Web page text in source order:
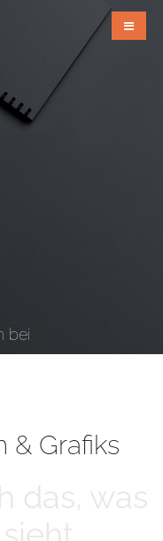
bei
& Grafiks